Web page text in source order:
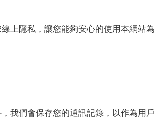
上隱私，讓您能夠安心的使用本網站
我們會保存您的通訊記錄，以作為用戶